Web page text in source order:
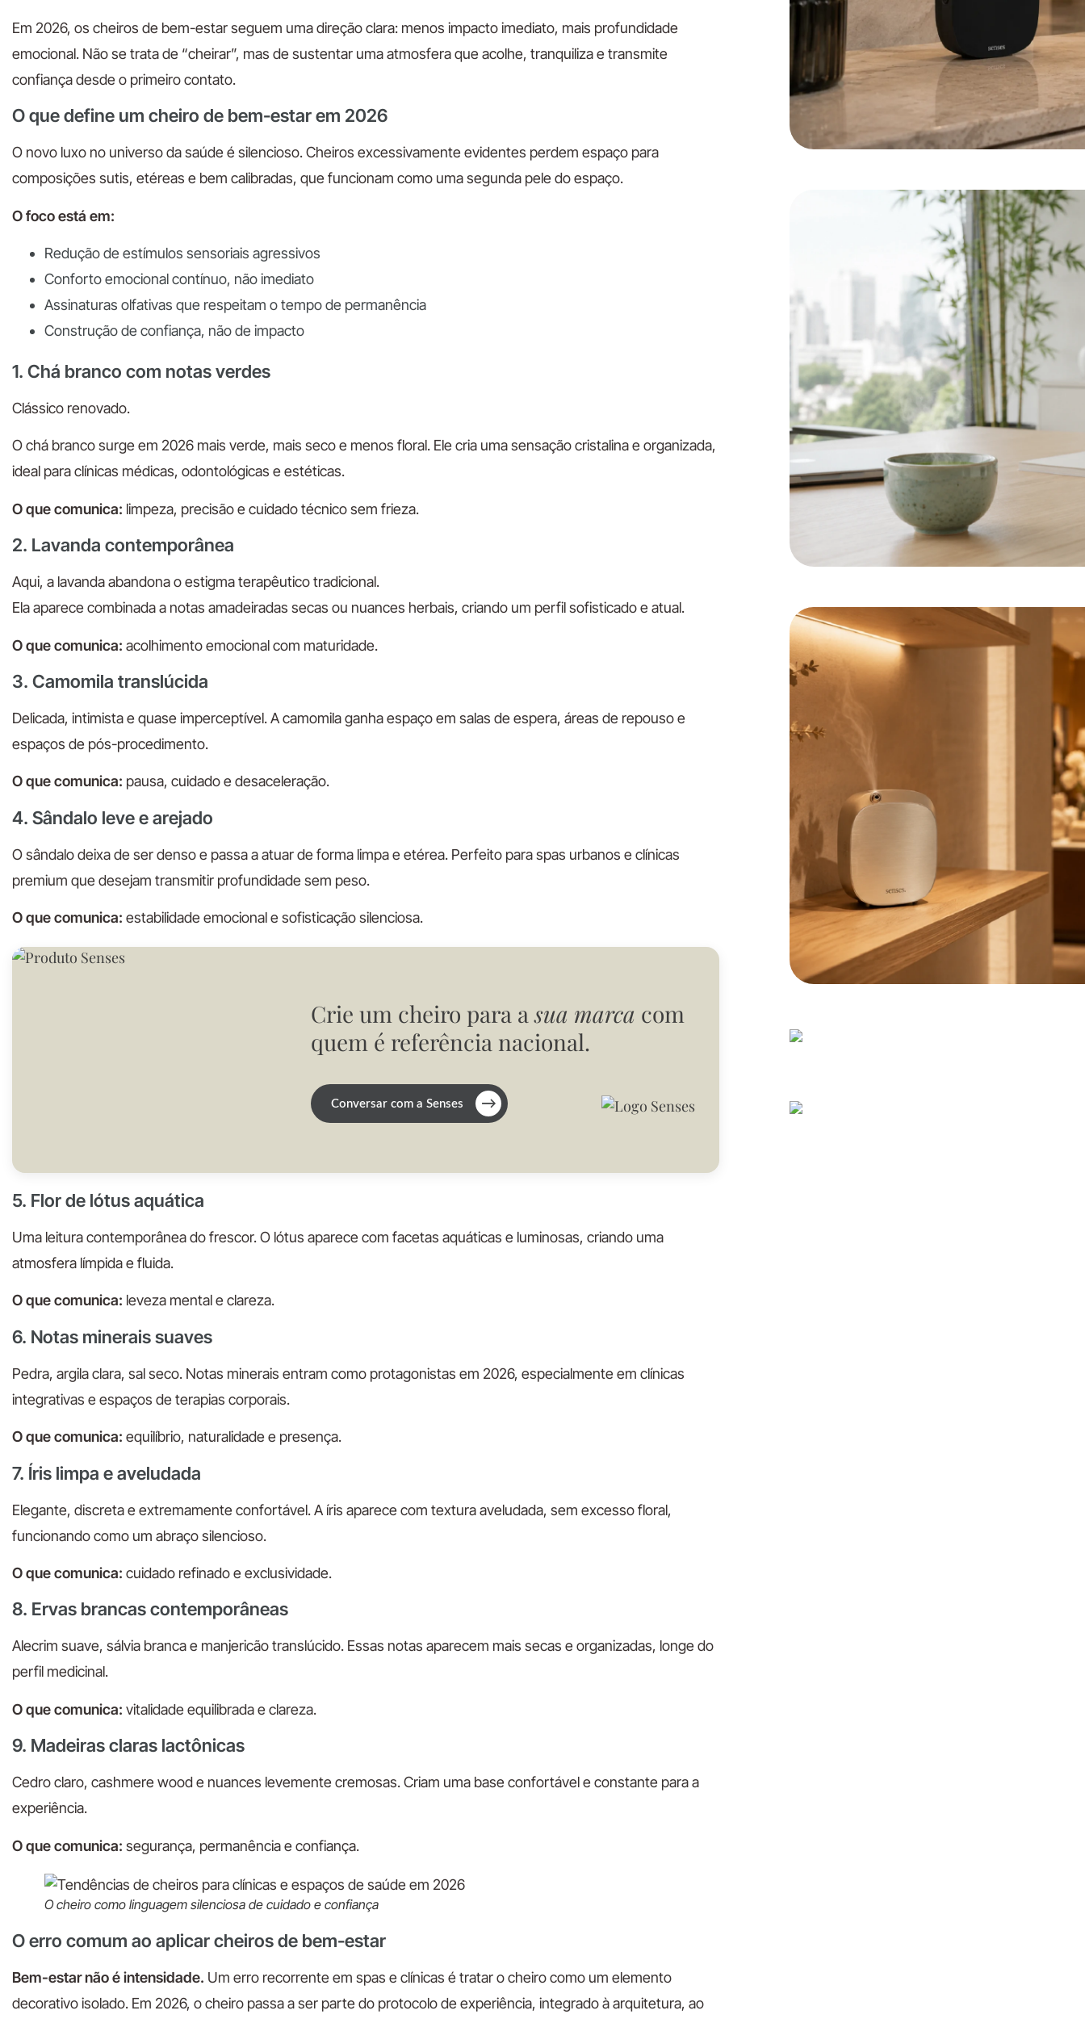
Em 2026, os cheiros de bem-estar seguem uma direção clara: menos impacto imediato, mais profundidade
emocional. Não se trata de “cheirar”, mas de sustentar uma atmosfera que acolhe, tranquiliza e transmite
confiança desde o primeiro contato.
O que define um cheiro de bem-estar em 2026
O novo luxo no universo da saúde é silencioso. Cheiros excessivamente evidentes perdem espaço para
composições sutis, etéreas e bem calibradas, que funcionam como uma segunda pele do espaço.
O foco está em:
Redução de estímulos sensoriais agressivos
Conforto emocional contínuo, não imediato
Assinaturas olfativas que respeitam o tempo de permanência
Construção de confiança, não de impacto
1. Chá branco com notas verdes
Clássico renovado.
O chá branco surge em 2026 mais verde, mais seco e menos floral. Ele cria uma sensação cristalina e organizada,
ideal para clínicas médicas, odontológicas e estéticas.
O que comunica: limpeza, precisão e cuidado técnico sem frieza.
2. Lavanda contemporânea
Aqui, a lavanda abandona o estigma terapêutico tradicional.
Ela aparece combinada a notas amadeiradas secas ou nuances herbais, criando um perfil sofisticado e atual.
O que comunica: acolhimento emocional com maturidade.
3. Camomila translúcida
Delicada, intimista e quase imperceptível. A camomila ganha espaço em salas de espera, áreas de repouso e
espaços de pós-procedimento.
O que comunica: pausa, cuidado e desaceleração.
4. Sândalo leve e arejado
O sândalo deixa de ser denso e passa a atuar de forma limpa e etérea. Perfeito para spas urbanos e clínicas
premium que desejam transmitir profundidade sem peso.
O que comunica: estabilidade emocional e sofisticação silenciosa.
Crie um cheiro para asua marca com
quem é referência nacional.
Conversar com a Senses →
5. Flor de lótus aquática
Uma leitura contemporânea do frescor. O lótus aparece com facetas aquáticas e luminosas, criando uma
atmosfera límpida e fluida.
O que comunica: leveza mental e clareza.
6. Notas minerais suaves
Pedra, argila clara, sal seco. Notas minerais entram como protagonistas em 2026, especialmente em clínicas
integrativas e espaços de terapias corporais.
O que comunica: equilíbrio, naturalidade e presença.
7. Íris limpa e aveludada
Elegante, discreta e extremamente confortável. A íris aparece com textura aveludada, sem excesso floral,
funcionando como um abraço silencioso.
O que comunica: cuidado refinado e exclusividade.
8. Ervas brancas contemporâneas
Alecrim suave, sálvia branca e manjericão translúcido. Essas notas aparecem mais secas e organizadas, longe do
perfil medicinal.
O que comunica: vitalidade equilibrada e clareza.
9. Madeiras claras lactônicas
Cedro claro, cashmere wood e nuances levemente cremosas. Criam uma base confortável e constante para a
experiência.
O que comunica: segurança, permanência e confiança.
O cheiro como linguagem silenciosa de cuidado e confiança
O erro comum ao aplicar cheiros de bem-estar
Bem-estar não é intensidade. Um erro recorrente em spas e clínicas é tratar o cheiro como um elemento
decorativo isolado. Em 2026, o cheiro passa a ser parte do protocolo de experiência, integrado à arquitetura, ao